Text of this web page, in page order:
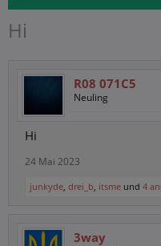
Hi
R08 071C5
Neuling
Hi
24 Mai 2023
junkyde, drei_b, itsme und 4
3way